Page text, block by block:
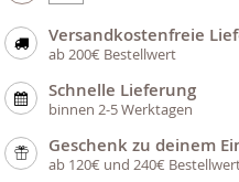
Versandkostenfreie
ab 200€ Bestellwert
Schnelle Lieferung
binnen 2-5 Werktagen
Geschenk zu deinem
ab 120€ und 240€